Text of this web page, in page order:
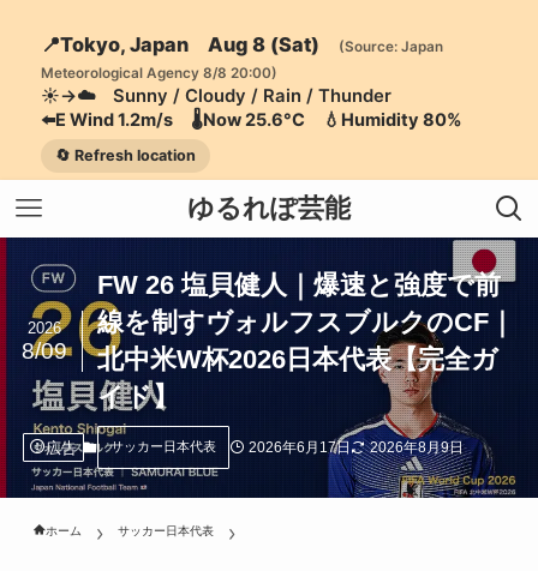
📍Tokyo, Japan Aug 8 (Sat)
(Source: Japan
Meteorological Agency 8/8 20:00)
☀️→☁️ Sunny / Cloudy / Rain / Thunder
⬅️E Wind 1.2m/s 🌡️Now 25.6°C 💧Humidity 80%
🔄 Refresh location
ゆるれぽ芸能
FW 26 塩貝健人｜爆速と強度で前
線を制すヴォルフスブルクのCF｜
北中米W杯2026日本代表【完全ガ
イド】
2026
8/09
広告 サッカー日本代表 2026年6月17日 2026年8月9日
ホーム サッカー日本代表